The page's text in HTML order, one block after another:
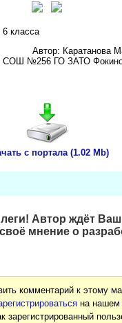
класса
Автор: Каратанова
№256 ГО ЗАТО Фокино
с портала (1.02 Mb)
Автор ждёт
мнение о
комментарий к этому
на нашем
зарегистрированный